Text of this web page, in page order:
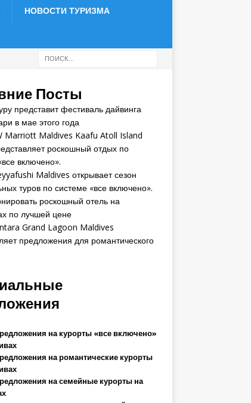
НОВОСТИ ТУРИЗМА
Посты
представит фестиваль дайвинга
в мае этого года
Marriott Maldives Kaafu Atoll Island
роскошный отдых по
включено».
Maldives открывает сезон
туров по системе «все включено».
роскошный отель на
по лучшей цене
Grand Lagoon Maldives
предложения для романтического
на курорты «все включено»
на романтические курорты
на семейные курорты на